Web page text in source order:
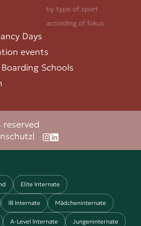
by type of sport
according of fokus
Days
events
Schools
|
Elite Internate
IB Internate Mädcheninternate
A-Level Internate Jungeninternate